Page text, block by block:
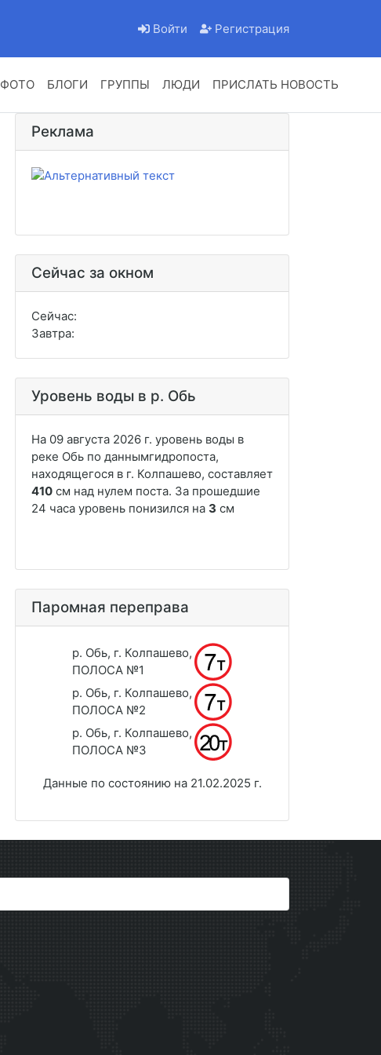
Войти Регистрация
ФОТО БЛОГИ ГРУППЫ ЛЮДИ ПРИСЛАТЬ НОВОСТЬ
Реклама
Сейчас за окном
Сейчас:
Завтра:
Уровень воды в р. Обь
Паромная переправа
р. Обь, г. Колпашево,
ПОЛОСА №1
р. Обь, г. Колпашево,
ПОЛОСА №2
р. Обь, г. Колпашево,
ПОЛОСА №3
Данные по состоянию на 21.02.2025 г.